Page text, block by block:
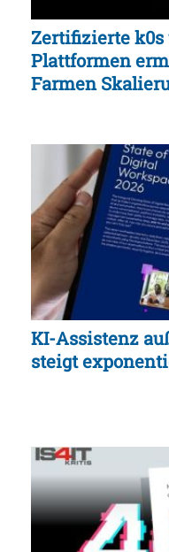
Zertifizierte
Plattformen
Farmen
KI-Assistenz
steigt